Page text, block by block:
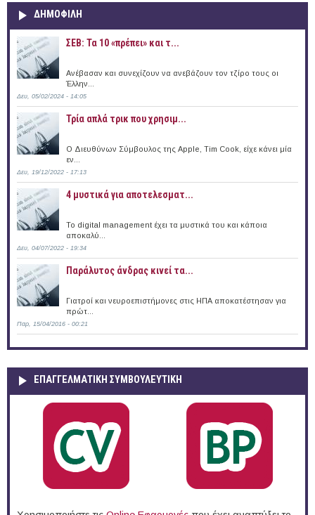
ΔΗΜΟΦΙΛΗ
ΣΕΒ: Τα 10 «πρέπει» και τ...
Ανέβασαν και συνεχίζουν να ανεβάζουν τον τζίρο τους οι
Έλλην...
Δευ, 05/02/2024 - 14:05
Τρία απλά τρικ που χρησιμ...
Ο Διευθύνων Σύμβουλος της Apple, Tim Cook, είχε κάνει μία
εν...
Δευ, 19/12/2022 - 17:13
4 μυστικά για αποτελεσματ...
Το digital management έχει τα μυστικά του και κάποια
αποκαλύ...
Δευ, 04/07/2022 - 19:34
Παράλυτος άνδρας κινεί τα...
Γιατροί και νευροεπιστήμονες στις ΗΠΑ αποκατέστησαν για
πρώτ...
Παρ, 15/04/2016 - 00:21
ΕΠΑΓΓΕΛΜΑΤΙΚΉ ΣΥΜΒΟΥΛΕΥΤΙΚΉ